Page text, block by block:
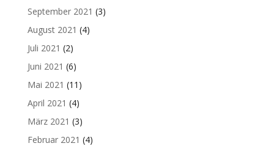
September 2021 (3)
August 2021 (4)
Juli 2021 (2)
Juni 2021 (6)
Mai 2021 (11)
April 2021 (4)
März 2021 (3)
Februar 2021 (4)